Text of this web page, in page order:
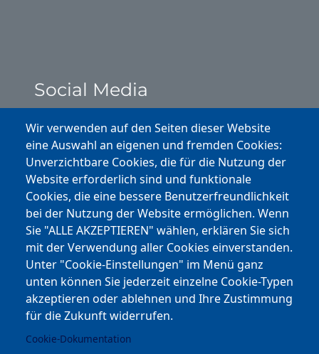
Wir verwenden auf den Seiten dieser Website
eine Auswahl an eigenen und fremden Cookies:
Unverzichtbare Cookies, die für die Nutzung der
Website erforderlich sind und funktionale
Cookies, die eine bessere Benutzerfreundlichkeit
bei der Nutzung der Website ermöglichen. Wenn
Sie "ALLE AKZEPTIEREN" wählen, erklären Sie sich
mit der Verwendung aller Cookies einverstanden.
Unter "Cookie-Einstellungen" im Menü ganz
unten können Sie jederzeit einzelne Cookie-Typen
akzeptieren oder ablehnen und Ihre Zustimmung
für die Zukunft widerrufen.
Cookie-Dokumentation
Social Media
Instagram
Facebook
Youtube
Andere Bereiche
transp. Verwaltung / Amm. Trasparente
Nationaler Plan für Aufbau und Resilienz
Cookie-Einstellungen
Kontakt